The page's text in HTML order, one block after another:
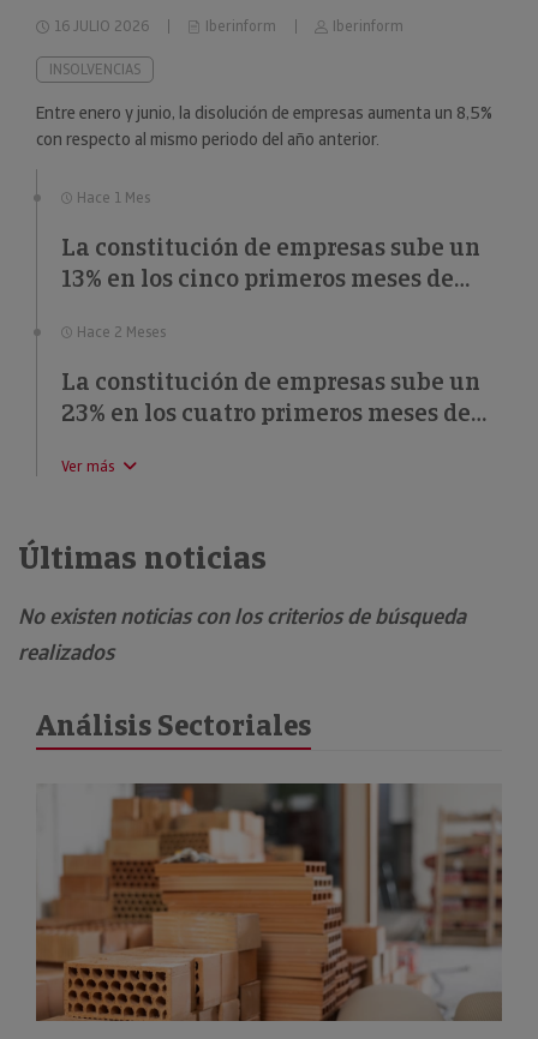
16 JULIO 2026 Iberinform Iberinform
INSOLVENCIAS
Entre enero y junio, la disolución de empresas aumenta un 8,5%
con respecto al mismo periodo del año anterior.
Hace 1 Mes
La constitución de empresas sube un
13% en los cinco primeros meses de
Hace 2 Meses
La constitución de empresas sube un
23% en los cuatro primeros meses de
Ver más
Últimas noticias
No existen noticias con los criterios de búsqueda
realizados
Análisis Sectoriales